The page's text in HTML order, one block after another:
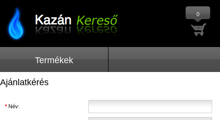
0
Termékek
Ajánlatkérés
*Név: